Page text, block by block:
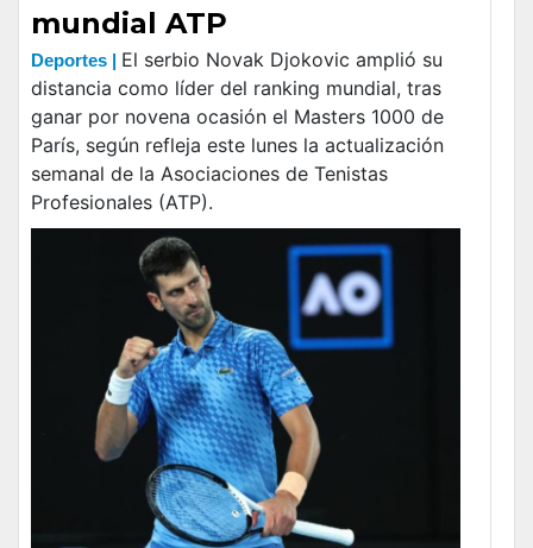
mundial ATP
Deportes | El serbio Novak Djokovic amplió su
distancia como líder del ranking mundial, tras
ganar por novena ocasión el Masters 1000 de
París, según refleja este lunes la actualización
semanal de la Asociaciones de Tenistas
Profesionales (ATP).